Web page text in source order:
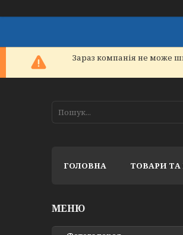
Зараз компанія не може
ГОЛОВНА ТОВАРИ ТА